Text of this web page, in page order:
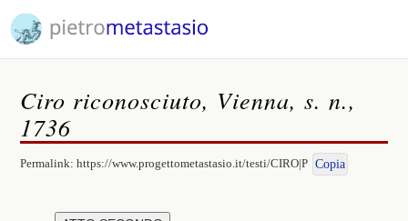
Ciro riconosciuto, Vienna, s. n.,
1736
Permalink:https://www.progettometastasio.it/testi/CIRO|P Copia